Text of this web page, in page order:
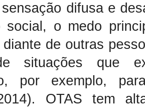
difusa e
social, o medo
diante de outras
situações que
por exemplo,
OTAS tem